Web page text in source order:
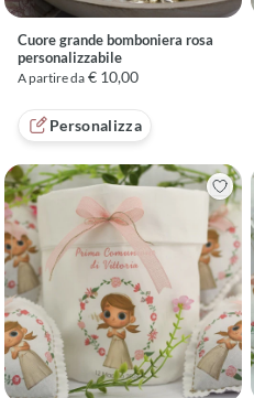
Cuore grande bomboniera rosa
personalizzabile
A partire da € 10,00
Personalizza